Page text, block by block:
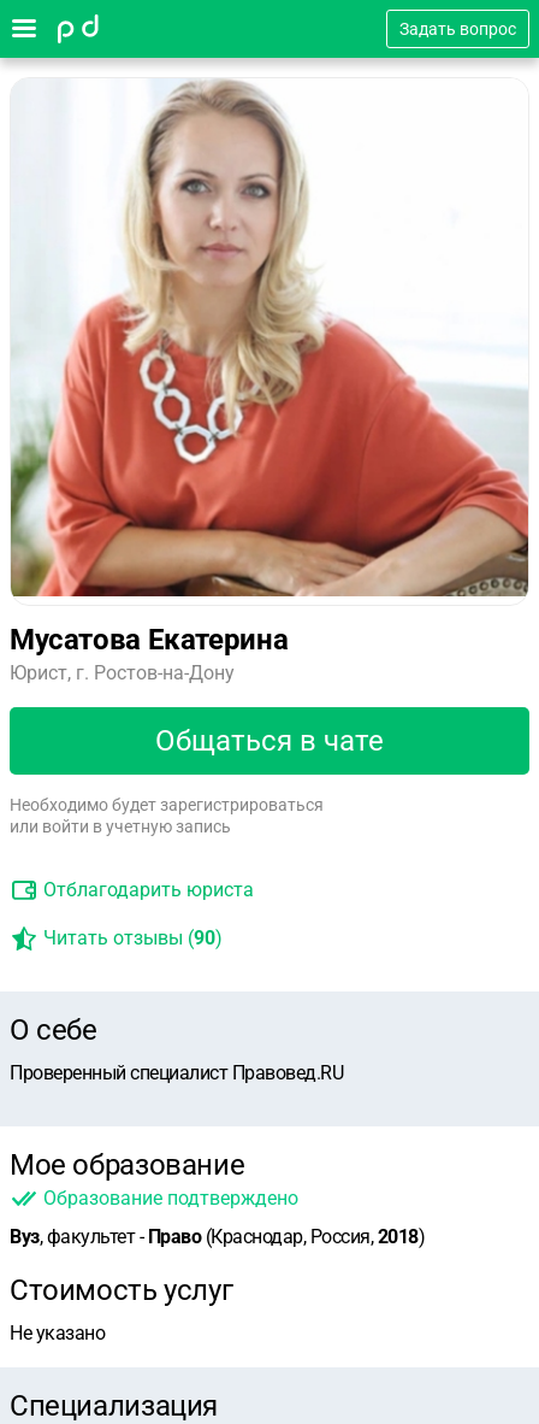
Задать вопрос
Мусатова Екатерина
Юрист, г. Ростов-на-Дону
Общаться в чате
Необходимо будет зарегистрироваться
или войти в учетную запись
Отблагодарить юриста
Читать отзывы (90)
О себе
Проверенный специалист Правовед.RU
Мое образование
Образование подтверждено
Вуз, факультет -Право(Краснодар, Россия,2018)
Стоимость услуг
Не указано
Специализация